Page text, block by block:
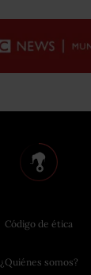
Código de ética
¿Quiénes somos?